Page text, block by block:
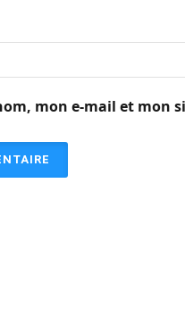
mon e-mail et mon